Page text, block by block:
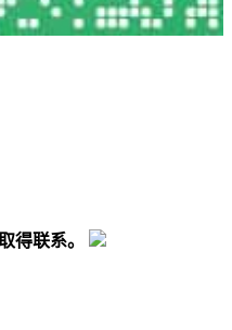
得联系。